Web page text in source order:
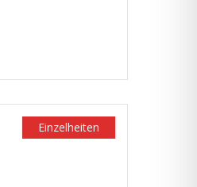
Einzelheiten